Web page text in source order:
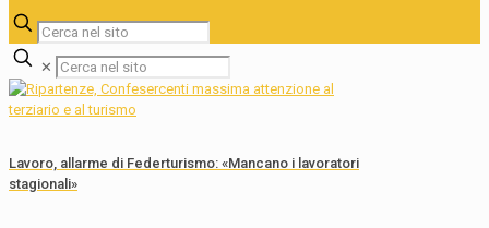
✕
Lavoro, allarme di Federturismo: «Mancano i lavoratori
stagionali»